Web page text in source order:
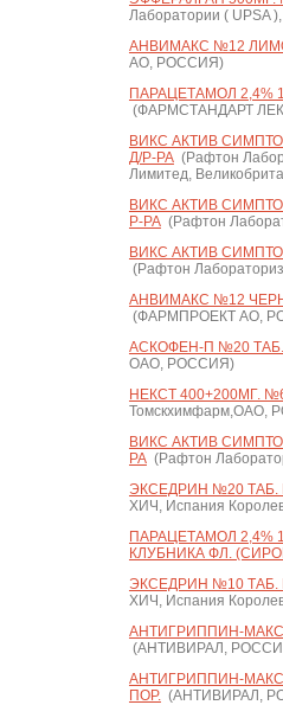
Лаборатории ( UPSA
АНВИМАКС №12
АО, РОССИЯ)
ПАРАЦЕТАМОЛ 2,4%
(ФАРМСТАНДАРТ
ВИКС АКТИВ
Д/Р-РА(Рафтон
Лимитед,
ВИКС АКТИВ
Р-РА(Рафтон
ВИКС АКТИВ
(Рафтон
АНВИМАКС №12
(ФАРМПРОЕКТ АО,
АСКОФЕН-П №20 ТАБ.
ОАО, РОССИЯ)
НЕКСТ 400+200МГ.
Томскхимфарм,ОАО,
ВИКС АКТИВ
РА(Рафтон
ЭКСЕДРИН №20 ТАБ.
ХИЧ, Испания
ПАРАЦЕТАМОЛ 2,4%
КЛУБНИКА ФЛ.
ЭКСЕДРИН №10 ТАБ.
ХИЧ, Испания
АНТИГРИППИН-
(АНТИВИРАЛ,
АНТИГРИППИН-
ПОР.(АНТИВИРАЛ,